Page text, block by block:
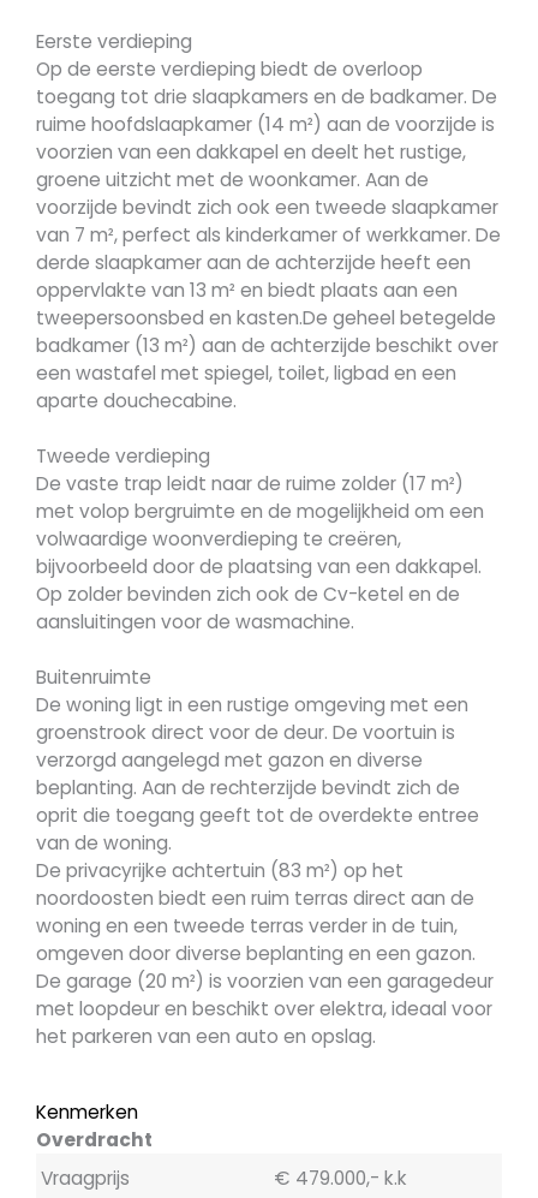
Eerste verdieping
Op de eerste verdieping biedt de overloop
toegang tot drie slaapkamers en de badkamer. De
ruime hoofdslaapkamer (14 m²) aan de voorzijde is
voorzien van een dakkapel en deelt het rustige,
groene uitzicht met de woonkamer. Aan de
voorzijde bevindt zich ook een tweede slaapkamer
van 7 m², perfect als kinderkamer of werkkamer. De
derde slaapkamer aan de achterzijde heeft een
oppervlakte van 13 m² en biedt plaats aan een
tweepersoonsbed en kasten.De geheel betegelde
badkamer (13 m²) aan de achterzijde beschikt over
een wastafel met spiegel, toilet, ligbad en een
aparte douchecabine.
Tweede verdieping
De vaste trap leidt naar de ruime zolder (17 m²)
met volop bergruimte en de mogelijkheid om een
volwaardige woonverdieping te creëren,
bijvoorbeeld door de plaatsing van een dakkapel.
Op zolder bevinden zich ook de Cv-ketel en de
aansluitingen voor de wasmachine.
Buitenruimte
De woning ligt in een rustige omgeving met een
groenstrook direct voor de deur. De voortuin is
verzorgd aangelegd met gazon en diverse
beplanting. Aan de rechterzijde bevindt zich de
oprit die toegang geeft tot de overdekte entree
van de woning.
De privacyrijke achtertuin (83 m²) op het
noordoosten biedt een ruim terras direct aan de
woning en een tweede terras verder in de tuin,
omgeven door diverse beplanting en een gazon.
De garage (20 m²) is voorzien van een garagedeur
met loopdeur en beschikt over elektra, ideaal voor
het parkeren van een auto en opslag.
Kenmerken
Overdracht
Vraagprijs
€ 479.000,- k.k